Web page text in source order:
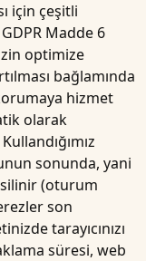
için çeşitli
Madde 6
optimize
bağlamında
hizmet
olarak
sonunda, yani
silinir (oturum
son
tarayıcınızı
süresi, web